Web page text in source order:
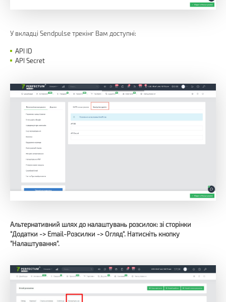
У вкладці Sendpulse трекінг Вам доступні:
API ID
API Secret
Альтернативний шлях до налаштувань розсилок: зі сторінки
"Додатки -> Email-Розсилки -> Огляд". Натисніть кнопку
"Налаштування".